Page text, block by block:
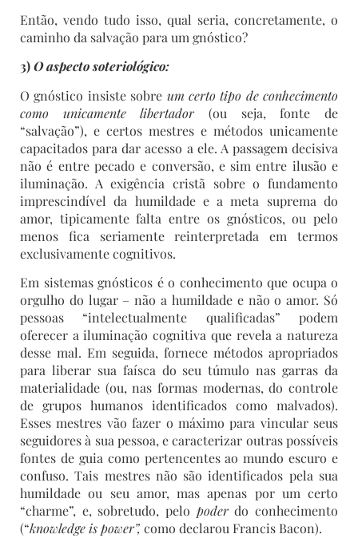
Então, vendo tudo isso, qual seria, concretamente, o
caminho da salvação para um gnóstico?
3)O aspecto soteriológico:
O gnóstico insiste sobre um certo tipo de conhecimento
como unicamente libertador(ou seja, fonte de
“salvação”), e certos mestres e métodos unicamente
capacitados para dar acesso a ele. A passagem decisiva
não é entre pecado e conversão, e sim entre ilusão e
iluminação. A exigência cristã sobre o fundamento
imprescindível da humildade e a meta suprema do
amor, tipicamente falta entre os gnósticos, ou pelo
menos fica seriamente reinterpretada em termos
exclusivamente cognitivos.
Em sistemas gnósticos é o conhecimento que ocupa o
orgulho do lugar – não a humildade e não o amor. Só
pessoas “intelectualmente qualificadas” podem
oferecer a iluminação cognitiva que revela a natureza
desse mal. Em seguida, fornece métodos apropriados
para liberar sua faísca do seu túmulo nas garras da
materialidade (ou, nas formas modernas, do controle
de grupos humanos identificados como malvados).
Esses mestres vão fazer o máximo para vincular seus
seguidores à sua pessoa, e caracterizar outras possíveis
fontes de guia como pertencentes ao mundo escuro e
confuso. Tais mestres não são identificados pela sua
humildade ou seu amor, mas apenas por um certo
“charme”, e, sobretudo, pelo poderdo conhecimento
(“knowledge is power”, como declarou Francis Bacon).